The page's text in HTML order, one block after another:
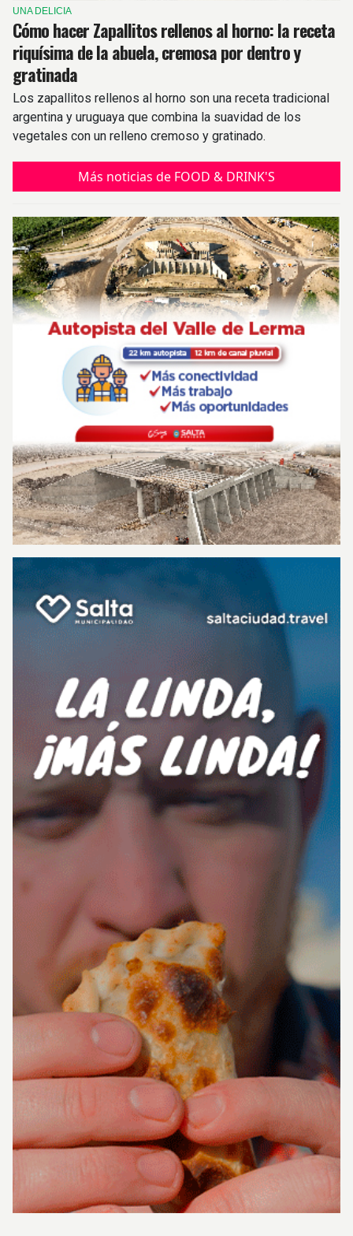
UNA DELICIA
Cómo hacer Zapallitos rellenos al horno: la receta
riquísima de la abuela, cremosa por dentro y
gratinada
Los zapallitos rellenos al horno son una receta tradicional
argentina y uruguaya que combina la suavidad de los
vegetales con un relleno cremoso y gratinado.
Más noticias de FOOD & DRINK'S